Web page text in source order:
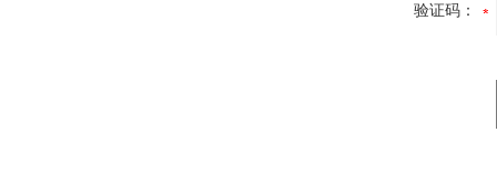
验证码：